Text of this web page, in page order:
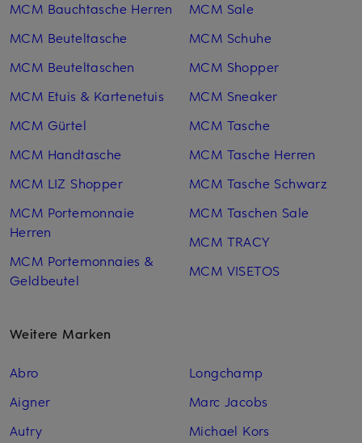
MCM Bauchtasche Herren
MCM Beuteltasche
MCM Beuteltaschen
MCM Etuis & Kartenetuis
MCM Gürtel
MCM Handtasche
MCM LIZ Shopper
MCM Portemonnaie
Herren
MCM Portemonnaies &
Geldbeutel
MCM Sale
MCM Schuhe
MCM Shopper
MCM Sneaker
MCM Tasche
MCM Tasche Herren
MCM Tasche Schwarz
MCM Taschen Sale
MCM TRACY
MCM VISETOS
Weitere Marken
Abro
Aigner
Autry
Longchamp
Marc Jacobs
Michael Kors